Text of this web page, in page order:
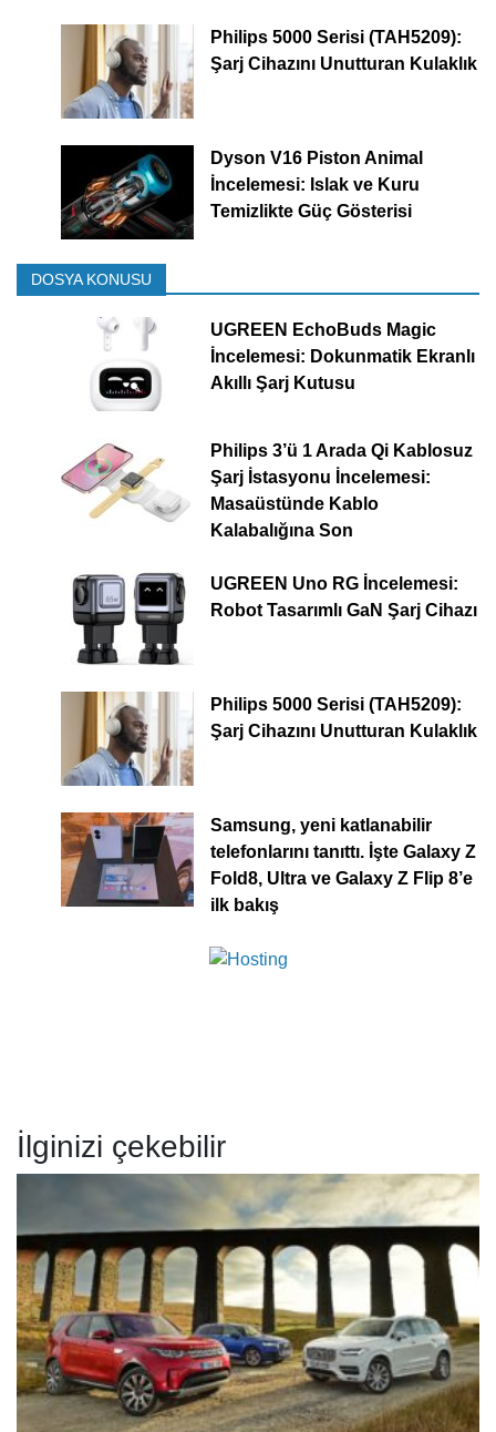
Philips 5000 Serisi (TAH5209):
Şarj Cihazını Unutturan Kulaklık
Dyson V16 Piston Animal
İncelemesi: Islak ve Kuru
Temizlikte Güç Gösterisi
DOSYA KONUSU
UGREEN EchoBuds Magic
İncelemesi: Dokunmatik Ekranlı
Akıllı Şarj Kutusu
Philips 3’ü 1 Arada Qi Kablosuz
Şarj İstasyonu İncelemesi:
Masaüstünde Kablo
Kalabalığına Son
UGREEN Uno RG İncelemesi:
Robot Tasarımlı GaN Şarj Cihazı
Philips 5000 Serisi (TAH5209):
Şarj Cihazını Unutturan Kulaklık
Samsung, yeni katlanabilir
telefonlarını tanıttı. İşte Galaxy Z
Fold8, Ultra ve Galaxy Z Flip 8’e
ilk bakış
İlginizi çekebilir